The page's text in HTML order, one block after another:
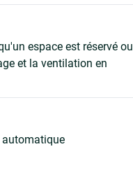
espace est réservé ou
et la ventilation en
automatique